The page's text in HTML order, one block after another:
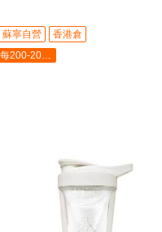
蘇寧自營
香港倉
每200-20最多-2000